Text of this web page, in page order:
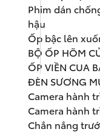
Phim dán
hậu
Ốp bậc lên
BỘ ỐP HÕM
ỐP VIỀN CUA
ĐÈN SƯƠNG
Camera hành
Camera hành
Chắn nắng